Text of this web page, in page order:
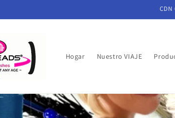
CDN
Hogar Nuestro VIAJE